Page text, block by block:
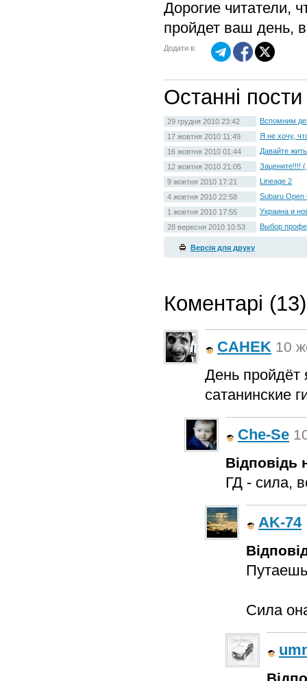
Дорогие читатели,
пройдет ваш день,
Додати в:
Останні
29 грудня 2010 23:42
Вспомним
17 жовтня 2010 11:49
Я не хочу,
16 жовтня 2010 01:44
Давайте
12 жовтня 2010 21:05
Зацените!!!!
9 жовтня 2010 17:21
Lineage 2
4 жовтня 2010 22:58
Subaru Open
1 жовтня 2010 17:55
Украина и
28 вересня 2010 10:53
Выбор
Версія для друку
Коментарі (13)
CAHEK 10
День пройдёт
сатанинские
Che-Se
Відповідь
ГД - сила,
AK-74
Сила